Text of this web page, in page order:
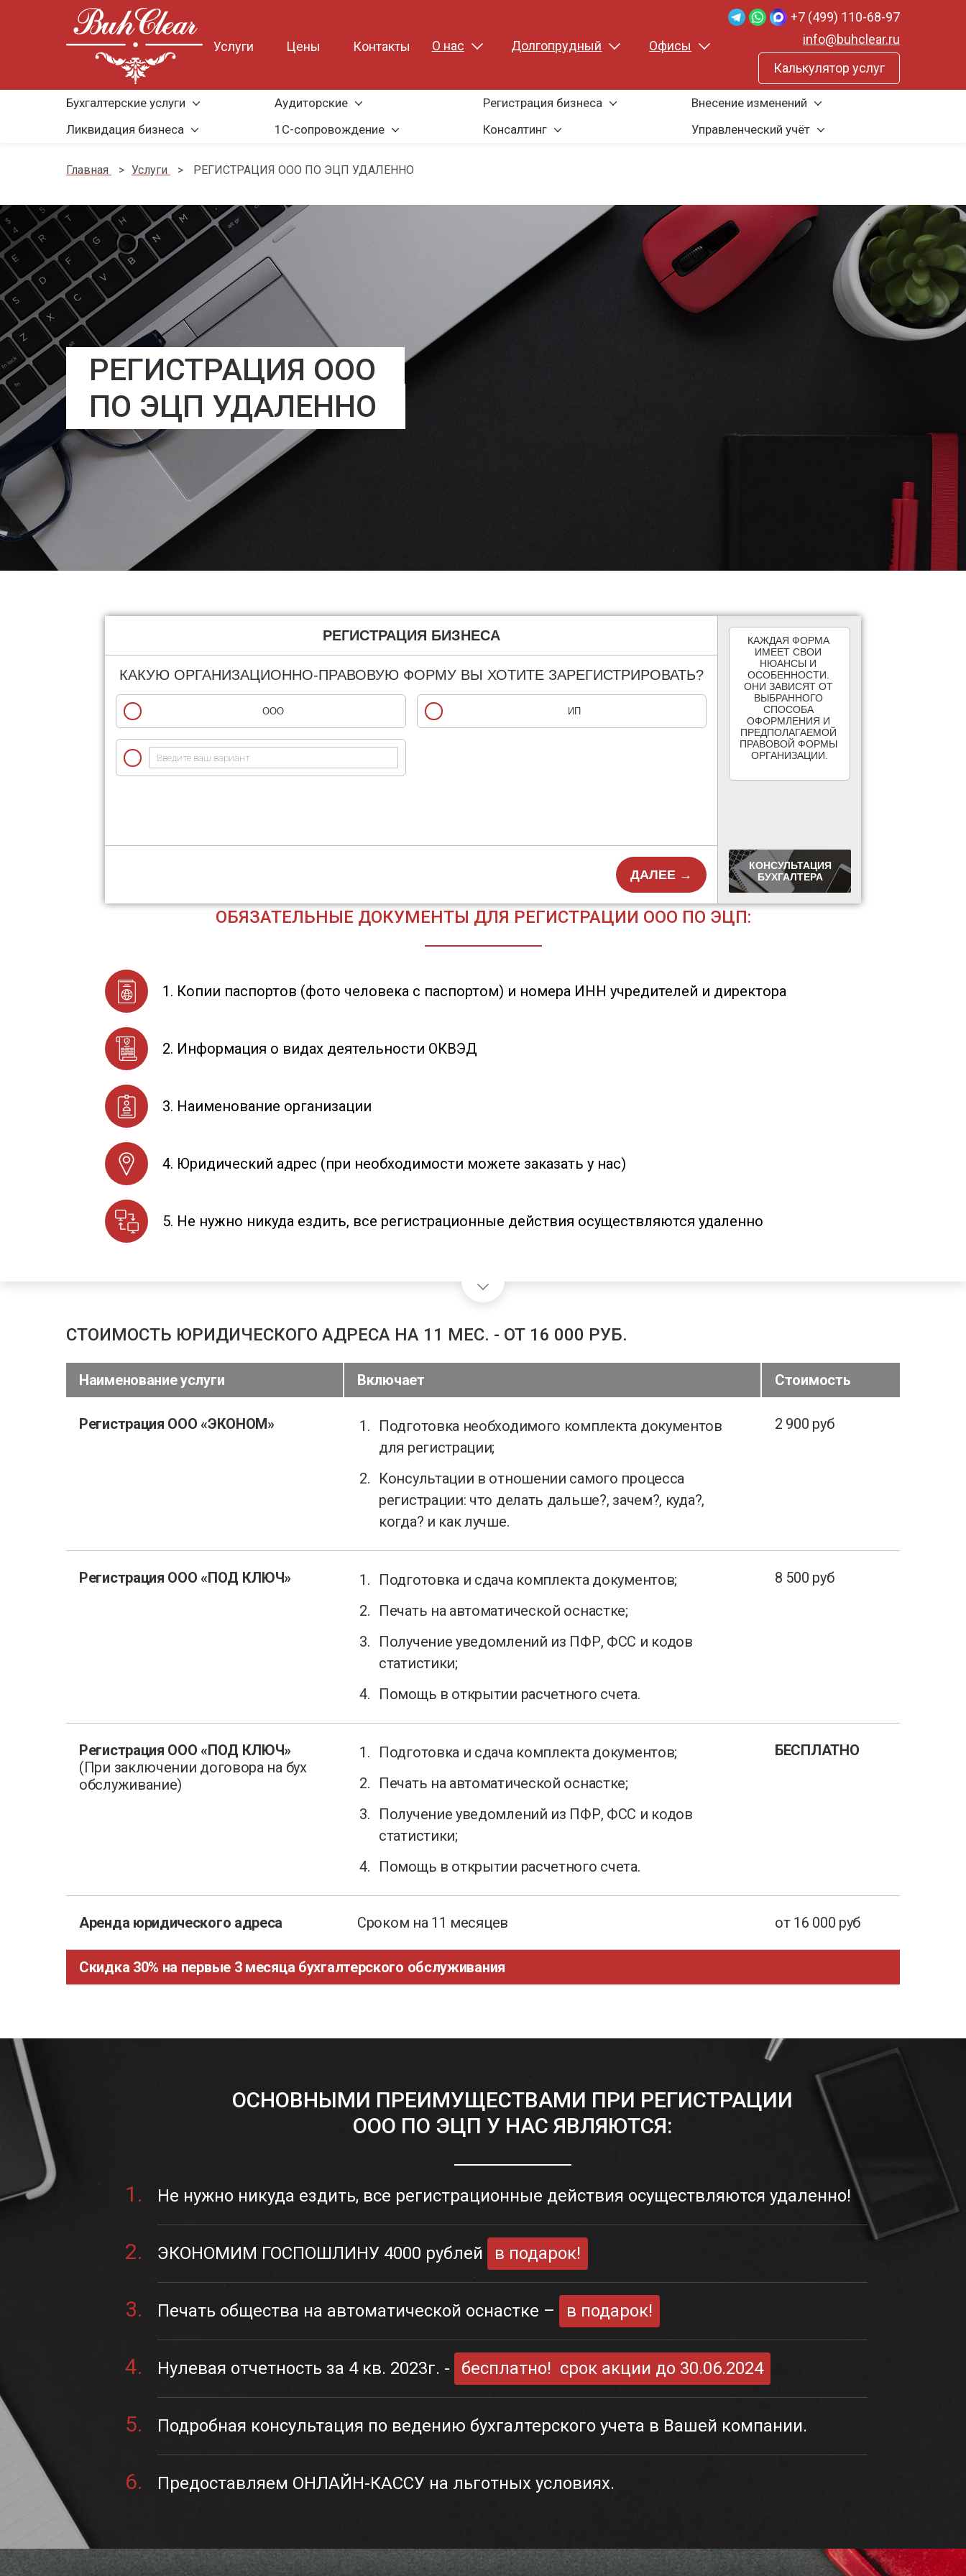
Услуги Цены Контакты О нас Долгопрудный Офисы
+7 (499) 110-68-97
info@buhclear.ru
Калькулятор услуг
Бухгалтерские услуги Аудиторские Регистрация бизнеса
Внесение изменений
Ликвидация бизнеса
1С-сопровождение Консалтинг Управленческий учёт
Главная > Услуги > РЕГИСТРАЦИЯ ООО ПО ЭЦП УДАЛЕННО
РЕГИСТРАЦИЯ ООО
ПО ЭЦП УДАЛЕННО
РЕГИСТРАЦИЯ БИЗНЕСА
КАКУЮ ОРГАНИЗАЦИОННО-ПРАВОВУЮ ФОРМУ ВЫ ХОТИТЕ ЗАРЕГИСТРИРОВАТЬ?
ООО ИП
ДАЛЕЕ →
КАЖДАЯ ФОРМА
ИМЕЕТ СВОИ
НЮАНСЫ И
ОСОБЕННОСТИ.
ОНИ ЗАВИСЯТ ОТ
ВЫБРАННОГО
СПОСОБА
ОФОРМЛЕНИЯ И
ПРЕДПОЛАГАЕМОЙ
ПРАВОВОЙ ФОРМЫ
ОРГАНИЗАЦИИ.
КОНСУЛЬТАЦИЯ
БУХГАЛТЕРА
ОБЯЗАТЕЛЬНЫЕ ДОКУМЕНТЫ ДЛЯ РЕГИСТРАЦИИ ООО ПО ЭЦП:
1. Копии паспортов (фото человека с паспортом) и номера ИНН учредителей и директора
2. Информация о видах деятельности ОКВЭД
3. Наименование организации
4. Юридический адрес (при необходимости можете заказать у нас)
5. Не нужно никуда ездить, все регистрационные действия осуществляются удаленно
СТОИМОСТЬ ЮРИДИЧЕСКОГО АДРЕСА НА 11 МЕС. - ОТ 16 000 РУБ.
Наименование услуги Включает Стоимость
Регистрация ООО «ЭКОНОМ»
Подготовка необходимого комплекта документов
для регистрации;
Консультации в отношении самого процесса
регистрации: что делать дальше?, зачем?, куда?,
когда? и как лучше.
2 900 руб
Регистрация ООО «ПОД КЛЮЧ»
Подготовка и сдача комплекта документов;
Печать на автоматической оснастке;
Получение уведомлений из ПФР, ФСС и кодов
статистики;
Помощь в открытии расчетного счета.
8 500 руб
Регистрация ООО «ПОД КЛЮЧ»
(При заключении договора на бух
обслуживание)
Подготовка и сдача комплекта документов;
Печать на автоматической оснастке;
Получение уведомлений из ПФР, ФСС и кодов
статистики;
Помощь в открытии расчетного счета.
БЕСПЛАТНО
Аренда юридического адреса Сроком на 11 месяцев от 16 000 руб
Скидка 30% на первые 3 месяца бухгалтерского обслуживания
ОСНОВНЫМИ ПРЕИМУЩЕСТВАМИ ПРИ РЕГИСТРАЦИИ
ООО ПО ЭЦП У НАС ЯВЛЯЮТСЯ:
1. Не нужно никуда ездить, все регистрационные действия осуществляются удаленно!
2. ЭКОНОМИМ ГОСПОШЛИНУ 4000 рублей в подарок!
3. Печать общества на автоматической оснастке – в подарок!
4. Нулевая отчетность за 4 кв. 2023г. - бесплатно! срок акции до 30.06.2024
5. Подробная консультация по ведению бухгалтерского учета в Вашей компании.
6. Предоставляем ОНЛАЙН-КАССУ на льготных условиях.